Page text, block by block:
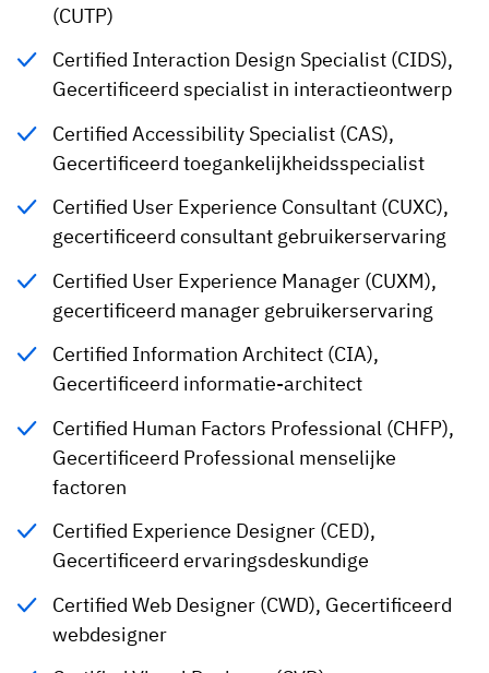
(CUTP)
Certified Interaction Design Specialist (CIDS),
Gecertificeerd specialist in interactieontwerp
Certified Accessibility Specialist (CAS),
Gecertificeerd toegankelijkheidsspecialist
Certified User Experience Consultant (CUXC),
gecertificeerd consultant gebruikerservaring
Certified User Experience Manager (CUXM),
gecertificeerd manager gebruikerservaring
Certified Information Architect (CIA),
Gecertificeerd informatie-architect
Certified Human Factors Professional (CHFP),
Gecertificeerd Professional menselijke
factoren
Certified Experience Designer (CED),
Gecertificeerd ervaringsdeskundige
Certified Web Designer (CWD), Gecertificeerd
webdesigner